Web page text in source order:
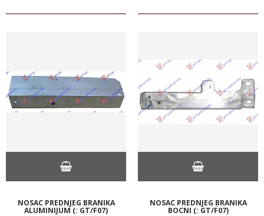
NOSAC PREDNJEG BRANIKA
ALUMINIJUM (: GT/F07)
NOSAC PREDNJEG BRANIKA
BOCNI (: GT/F07)